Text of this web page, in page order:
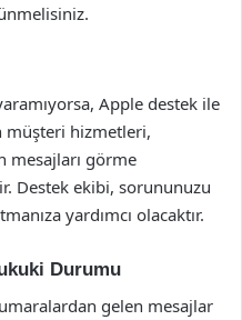
Apple destek ile
müşteri hizmetleri,
mesajları görme
Destek ekibi, sorununuzu
yardımcı olacaktır.
Durumu
gelen mesajlar